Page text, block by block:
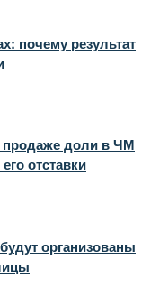
почему результат
доли в ЧМ
отставки
организованы